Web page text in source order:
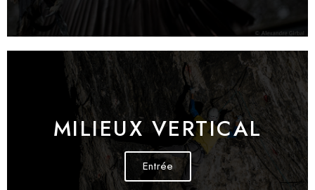
MILIEUX VERTICAL
Entrée